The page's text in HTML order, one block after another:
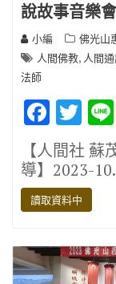
說故事音樂
小編 佛光山
人間佛教, 人間
法師
F
ac
e
b
o
o
k
T
w
it
te
r
【人間社
導】2023-
讀取資料中